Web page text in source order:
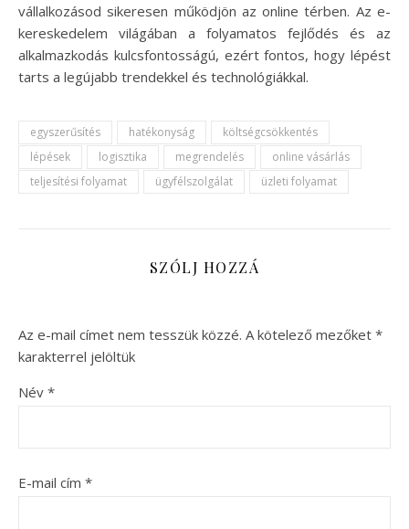
vállalkozásod sikeresen működjön az online térben. Az e-
kereskedelem világában a folyamatos fejlődés és az
alkalmazkodás kulcsfontosságú, ezért fontos, hogy lépést
tarts a legújabb trendekkel és technológiákkal.
egyszerűsítés hatékonyság
költségcsökkentés
lépések
logisztika megrendelés
online vásárlás
teljesítési folyamat
ügyfélszolgálat üzleti folyamat
SZÓLJ HOZZÁ
Az e-mail címet nem tesszük közzé. A kötelező mezőket *
karakterrel jelöltük
Név *
E-mail cím *